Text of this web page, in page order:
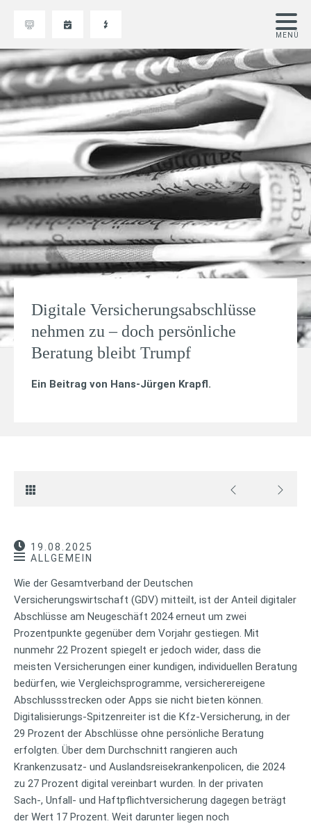
Digitale Versicherungsabschlüsse
nehmen zu – doch persönliche
Beratung bleibt Trumpf
Ein Beitrag von Hans-Jürgen Krapfl.
19.08.2025
ALLGEMEIN
Wie der Gesamtverband der Deutschen
Versicherungswirtschaft (GDV) mitteilt, ist der Anteil digitaler
Abschlüsse am Neugeschäft 2024 erneut um zwei
Prozentpunkte gegenüber dem Vorjahr gestiegen. Mit
nunmehr 22 Prozent spiegelt er jedoch wider, dass die
meisten Versicherungen einer kundigen, individuellen Beratung
bedürfen, wie Vergleichsprogramme, versicherereigene
Abschlussstrecken oder Apps sie nicht bieten können.
Digitalisierungs-Spitzenreiter ist die Kfz-Versicherung, in der
29 Prozent der Abschlüsse ohne persönliche Beratung
erfolgten. Über dem Durchschnitt rangieren auch
Krankenzusatz- und Auslandsreisekrankenpolicen, die 2024
zu 27 Prozent digital vereinbart wurden. In der privaten
Sach-, Unfall- und Haftpflichtversicherung dagegen beträgt
der Wert 17 Prozent. Weit darunter liegen noch